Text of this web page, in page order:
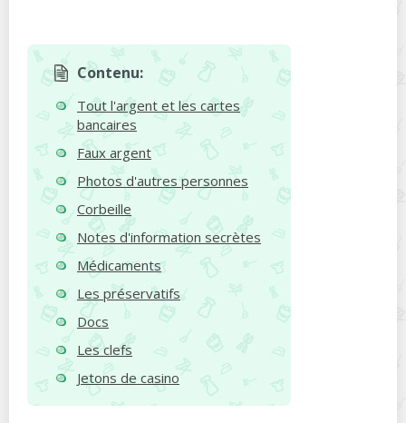
Contenu:
Tout l'argent et les cartes
bancaires
Faux argent
Photos d'autres personnes
Corbeille
Notes d'information secrètes
Médicaments
Les préservatifs
Docs
Les clefs
Jetons de casino